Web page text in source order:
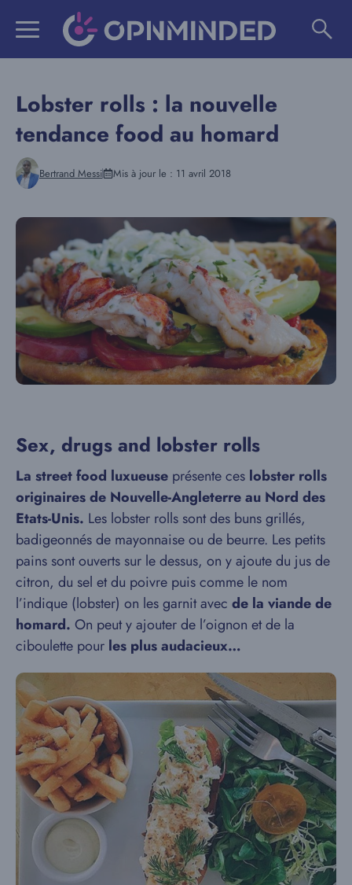
Lobster rolls : la nouvelle
tendance food au homard
Bertrand Messi Mis à jour le : 11 avril 2018
Sex, drugs and lobster rolls
La street food luxueuse présente ces lobster rolls
originaires de Nouvelle-Angleterre au Nord des
Etats-Unis. Les lobster rolls sont des buns grillés,
badigeonnés de mayonnaise ou de beurre. Les petits
pains sont ouverts sur le dessus, on y ajoute du jus de
citron, du sel et du poivre puis comme le nom
l’indique (lobster) on les garnit avec de la viande de
homard. On peut y ajouter de l’oignon et de la
ciboulette pour les plus audacieux…